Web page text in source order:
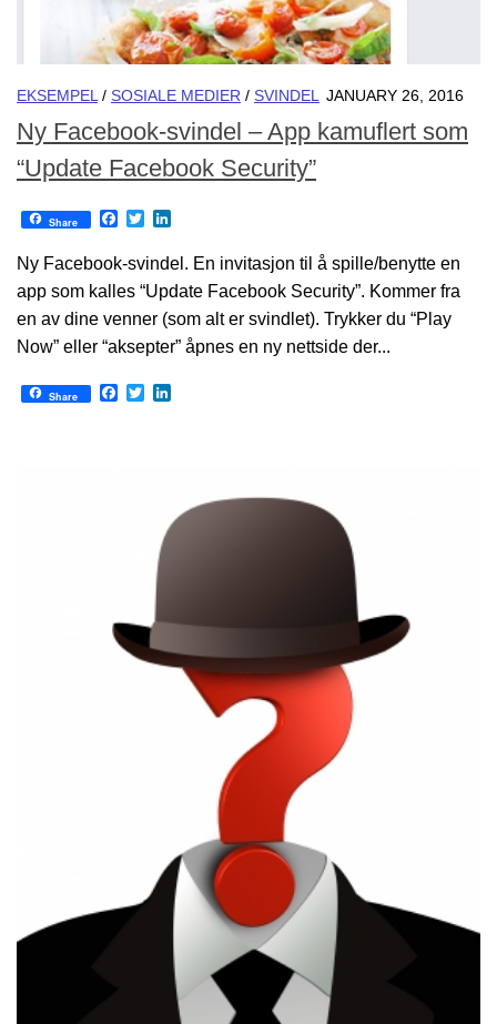
EKSEMPEL / SOSIALE MEDIER / SVINDEL JANUARY 26, 2016
Ny Facebook-svindel – App kamuflert som
“Update Facebook Security”
Share Facebook
Twitter
Ny Facebook-svindel. En invitasjon til å spille/benytte en
app som kalles “Update Facebook Security”. Kommer fra
en av dine venner (som alt er svindlet). Trykker du “Play
Now” eller “aksepter” åpnes en ny nettside der...
Share Facebook
Twitter